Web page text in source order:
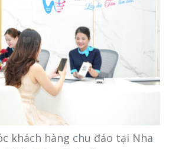
khách hàng chu đáo tại Nha